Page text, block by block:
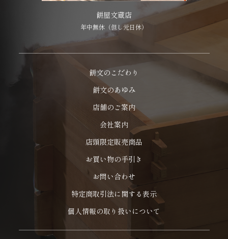
餅屋文蔵店
年中無休（但し元日休）
餅文のこだわり
餅文のあゆみ
店舗のご案内
会社案内
店頭限定販売商品
お買い物の手引き
お問い合わせ
特定商取引法に関する表示
個人情報の取り扱いについて